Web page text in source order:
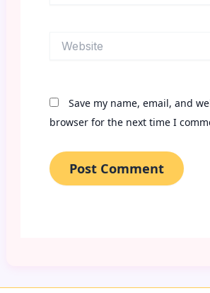
Save my name, email, and
browser for the next time I